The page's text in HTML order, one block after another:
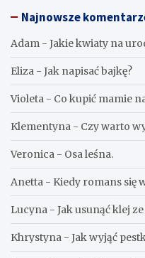
Najnowsze
Adam - Jakie kwiaty na
Eliza - Jak napisać bajkę?
Violeta - Co kupić mamie
Klementyna - Czy warto
Veronica - Osa leśna.
Anetta - Kiedy romans się
Lucyna - Jak usunąć klej ze
Khrystyna - Jak wyjąć